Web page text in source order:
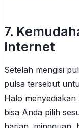
7.
Internet
Setelah mengisi
pulsa tersebut
Halo
bisa Anda pilih